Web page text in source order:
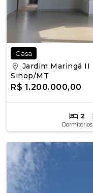
Casa
Jardim Maringá II
Sinop/MT
R$ 1.200.000,00
2
Dormitórios